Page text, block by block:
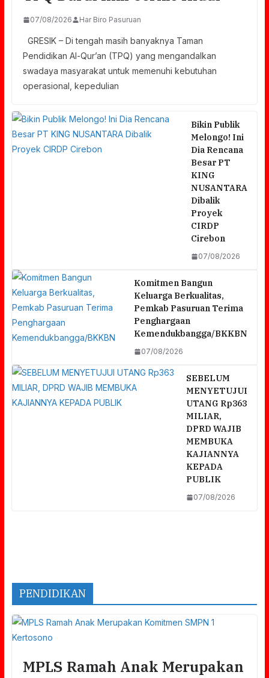
07/08/2026 Har Biro Pasuruan
GRESIK – Di tengah masih banyaknya Taman
Pendidikan Al-Qur’an (TPQ) yang mengandalkan
swadaya masyarakat untuk memenuhi kebutuhan
operasional, kepedulian
Bikin Publik
Melongo! Ini
Dia Rencana
Besar PT
KING
NUSANTARA
Dibalik
Proyek
CIRDP
Cirebon
07/08/2026
Komitmen Bangun
Keluarga Berkualitas,
Pemkab Pasuruan Terima
Penghargaan
Kemendukbangga/BKKBN
07/08/2026
SEBELUM
MENYETUJUI
UTANG Rp363
MILIAR,
DPRD WAJIB
MEMBUKA
KAJIANNYA
KEPADA
PUBLIK
07/08/2026
PENDIDIKAN
MPLS Ramah Anak Merupakan